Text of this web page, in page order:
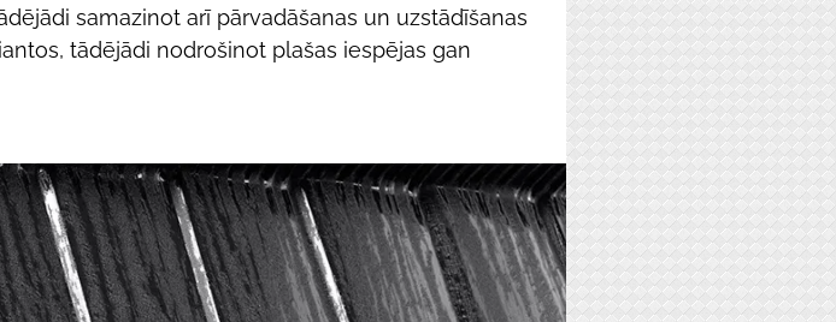
samazinot arī pārvadāšanas un uzstādīšanas
tādējādi nodrošinot plašas iespējas gan